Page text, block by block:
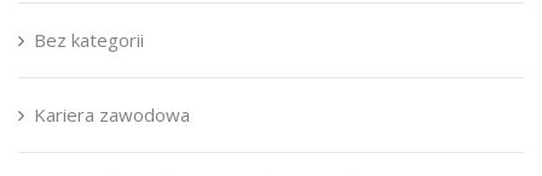
Bez kategorii
Kariera zawodowa